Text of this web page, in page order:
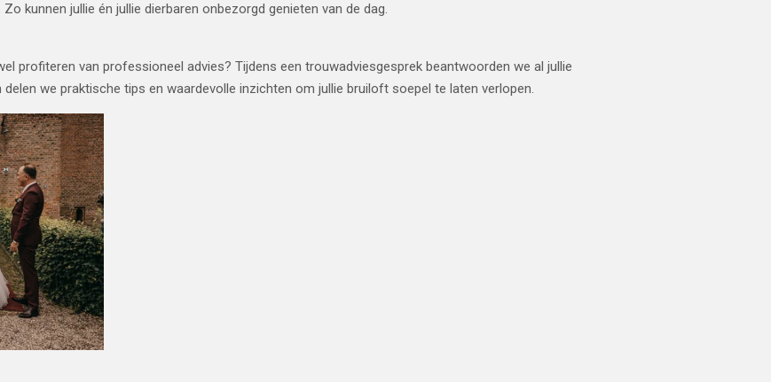
kunnen jullie én jullie dierbaren onbezorgd genieten van de dag.
profiteren van professioneel advies? Tijdens een trouwadviesgesprek beantwoorden we al jullie
delen we praktische tips en waardevolle inzichten om jullie bruiloft soepel te laten verlopen.